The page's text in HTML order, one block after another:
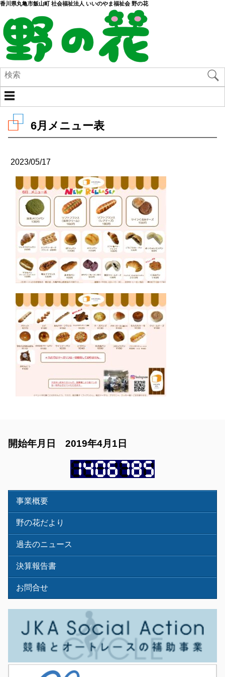
香川県丸亀市飯山町 社会福祉法人 いいのやま福祉会 野の花
6月メニュー表
2023/05/17
開始年月日 2019年4月1日
事業概要
野の花だより
過去のニュース
決算報告書
お問合せ